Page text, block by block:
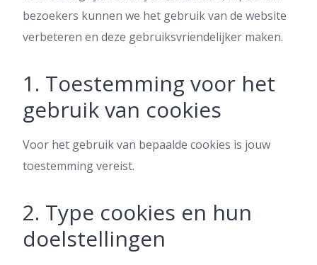
bezoekers kunnen we het gebruik van de website
verbeteren en deze gebruiksvriendelijker maken.
1. Toestemming voor het
gebruik van cookies
Voor het gebruik van bepaalde cookies is jouw
toestemming vereist.
2. Type cookies en hun
doelstellingen